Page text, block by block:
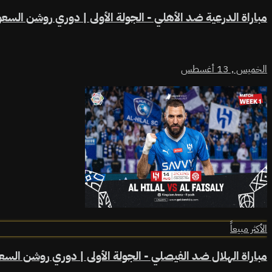
مباراة الدرعية ضد الأهلي - الجولة الأولى | دوري روشن
الخميس ,13 أغسطس
الأكثر مبيعاً
مباراة الهلال ضد الفيصلي - الجولة الأولى | دوري روشن